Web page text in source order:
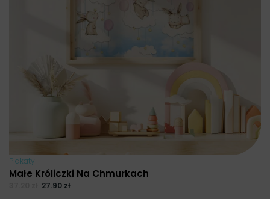
Plakaty
Małe Króliczki Na Chmurkach
27.90 zł